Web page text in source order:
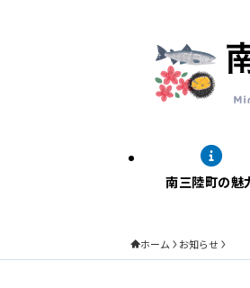
南三陸町の魅
ホーム お知らせ